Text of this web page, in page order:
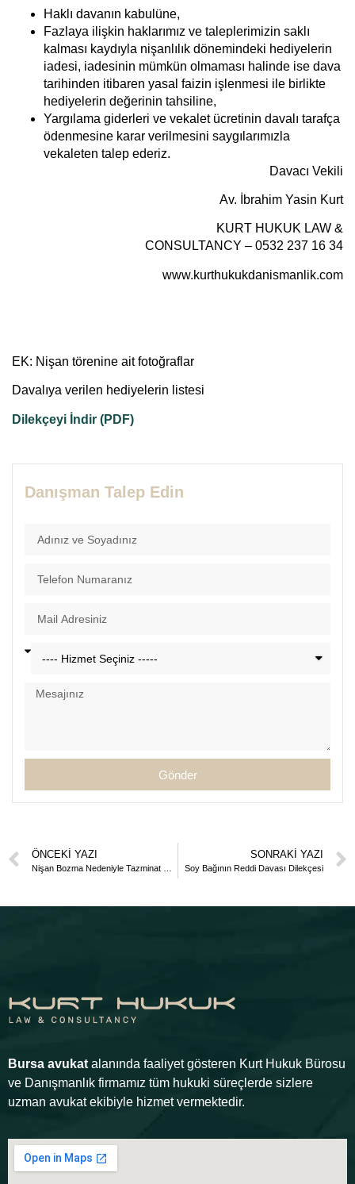
Haklı davanın kabulüne,
Fazlaya ilişkin haklarımız ve taleplerimizin saklı
kalması kaydıyla nişanlılık dönemindeki hediyelerin
iadesi, iadesinin mümkün olmaması halinde ise dava
tarihinden itibaren yasal faizin işlenmesi ile birlikte
hediyelerin değerinin tahsiline,
Yargılama giderleri ve vekalet ücretinin davalı tarafça
ödenmesine karar verilmesini saygılarımızla
vekaleten talep ederiz.
Davacı Vekili
Av. İbrahim Yasin Kurt
KURT HUKUK LAW &
CONSULTANCY – 0532 237 16 34
www.kurthukukdanismanlik.com
EK: Nişan törenine ait fotoğraflar
Davalıya verilen hediyelerin listesi
Dilekçeyi İndir (PDF)
Danışman Talep Edin
Gönder
ÖNCEKI YAZI SONRAKI YAZI
Soy Bağının Reddi Davası Dilekçesi
Bursa avukat alanında faaliyet gösteren Kurt Hukuk Bürosu
ve Danışmanlık firmamız tüm hukuki süreçlerde sizlere
uzman avukat ekibiyle hizmet vermektedir.